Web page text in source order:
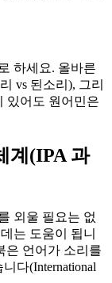
하세요. 올바른
vs 된소리), 그리
있어도 원어민은
계(IPA 과
외울 필요는 없
는 도움이 됩니
은 언어가 소리를
다(International